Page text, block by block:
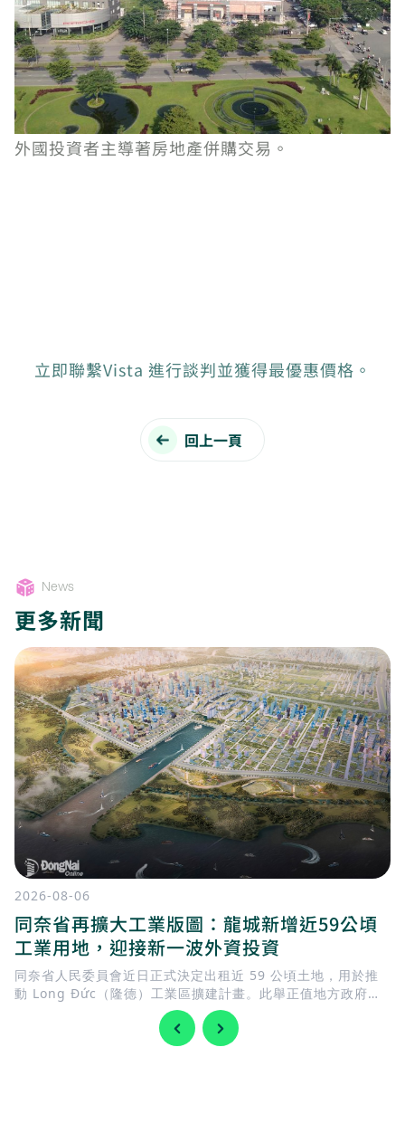
外國投資者主導著房地產併購交易。
立即聯繫Vista 進行談判並獲得最優惠價格。
回上一頁
News
更多新聞
2026-08-06
同奈省再擴大工業版圖：龍城新增近59公頃
工業用地，迎接新一波外資投資
同奈省人民委員會近日正式決定出租近 59 公頃土地，用於推
動 Long Đức（隆德）工業區擴建計畫。此舉正值地方政府加
快完善基礎建設，迎接 隆城國際機場 即將投入營運，同時持續
擴充工業用地，以滿足國內外企業日益增加的投資需求。